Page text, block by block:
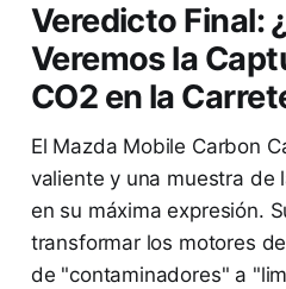
Veredicto Final:
Veremos la
CO2 en la
El Mazda Mobile Carbon
valiente y una muestra de
en su máxima expresión.
transformar los motores
de "contaminadores" a